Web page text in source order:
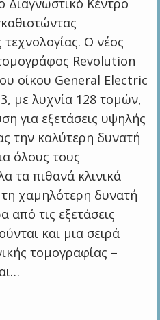
Διαγνωστικό Κέντρο
Ο νέος
Revolution
οίκου General Electric
με λυχνία 128 τομών,
για εξετάσεις υψηλής
την καλύτερη δυνατή
όλους τους
τα πιθανά κλινικά
χαμηλότερη δυνατή
από τις εξετάσεις
και μια σειρά
τομογραφίας –